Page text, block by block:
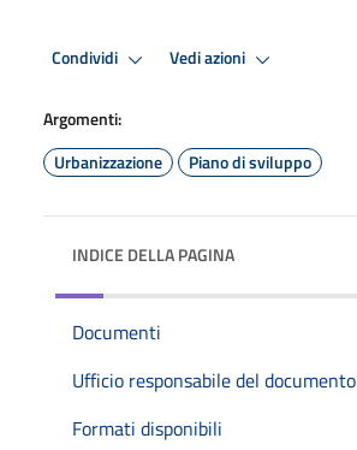
Condividi Vedi azioni
Argomenti:
Urbanizzazione
Piano di sviluppo
INDICE DELLA PAGINA
Documenti
Ufficio responsabile del documento
Formati disponibili